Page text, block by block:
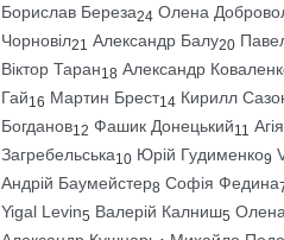
Борислав Береза24 Олена
Чорновіл21 Александр Балу20
Віктор Таран18 Александр
Гай16 Мартин Брест14 Кирилл
Богданов12 Фашик Донецький11 Агія
Загребельська10 Юрій Гудименко9
Андрій Баумейстер8 Софія Федина
Yigal Levin5 Валерій Калниш5